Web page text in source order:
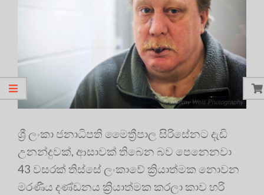
ශ්‍රී ලංකා ජනාධිපති මෛත්‍රීපාල සිරිසේනට දැඩි
උනන්දුවක්, ආසාවක් තිබෙන බව පෙනෙනවා
43 වසරක් තිස්සේ ලංකාවේ ක්‍රියාත්මක නොවන
මරණීය දණ්ඩනය ක්‍රියාත්මක කරලා කාව හරි